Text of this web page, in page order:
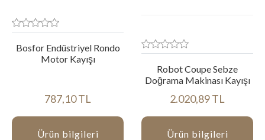
Bosfor Endüstriyel Rondo
Motor Kayışı
787,10 TL
Ürün bilgileri
Robot Coupe Sebze
Doğrama Makinası Kayışı
2.020,89 TL
Ürün bilgileri